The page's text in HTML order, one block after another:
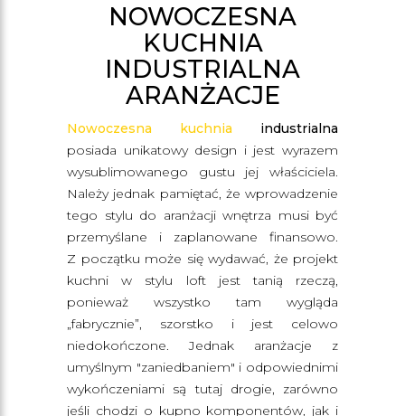
NOWOCZESNA
KUCHNIA
INDUSTRIALNA
ARANŻACJE
Nowoczesna kuchnia industrialna
posiada unikatowy design i jest wyrazem
wysublimowanego gustu jej właściciela.
Należy jednak pamiętać, że wprowadzenie
tego stylu do aranżacji wnętrza musi być
przemyślane i zaplanowane finansowo.
Z początku może się wydawać, że projekt
kuchni w stylu loft jest tanią rzeczą,
ponieważ wszystko tam wygląda
„fabrycznie”, szorstko i jest celowo
niedokończone. Jednak aranżacje z
umyślnym "zaniedbaniem" i odpowiednimi
wykończeniami są tutaj drogie, zarówno
jeśli chodzi o kupno komponentów, jak i